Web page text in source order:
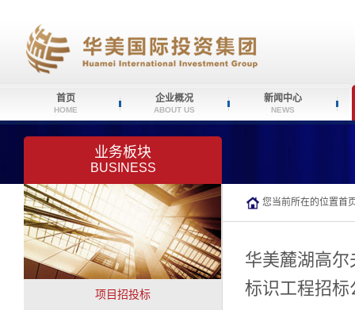
首页
HOME
企业概况
ABOUT US
新闻中心
NEWS
业务板块
BUSINESS
项目招投标
您当前所在的位置首
华美麓湖高尔
标识工程招标